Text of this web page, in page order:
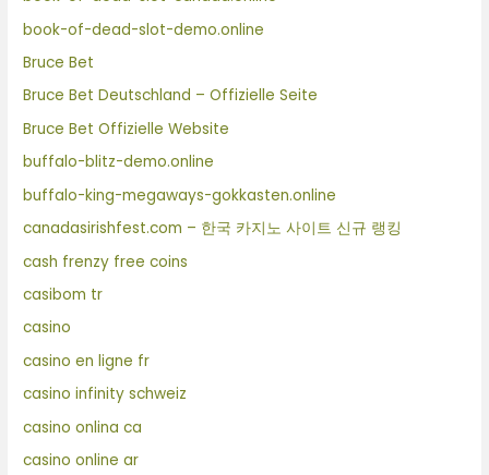
book-of-dead-slot-demo.online
Bruce Bet
Bruce Bet Deutschland – Offizielle Seite
Bruce Bet Offizielle Website
buffalo-blitz-demo.online
buffalo-king-megaways-gokkasten.online
canadasirishfest.com – 한국 카지노 사이트 신규 랭킹
cash frenzy free coins
casibom tr
casino
casino en ligne fr
casino infinity schweiz
casino onlina ca
casino online ar